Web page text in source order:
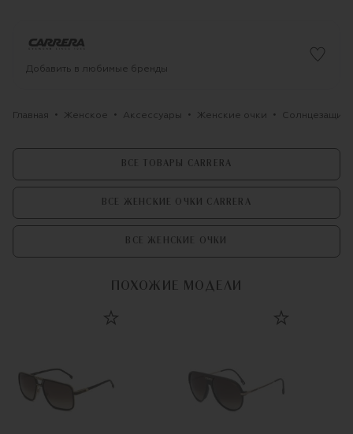
Добавить в любимые бренды
Главная Женское Аксессуары Женские очки
ВСЕ ТОВАРЫ CARRERA
ВСЕ ЖЕНСКИЕ ОЧКИ CARRERA
ВСЕ ЖЕНСКИЕ ОЧКИ
ПОХОЖИЕ МОДЕЛИ